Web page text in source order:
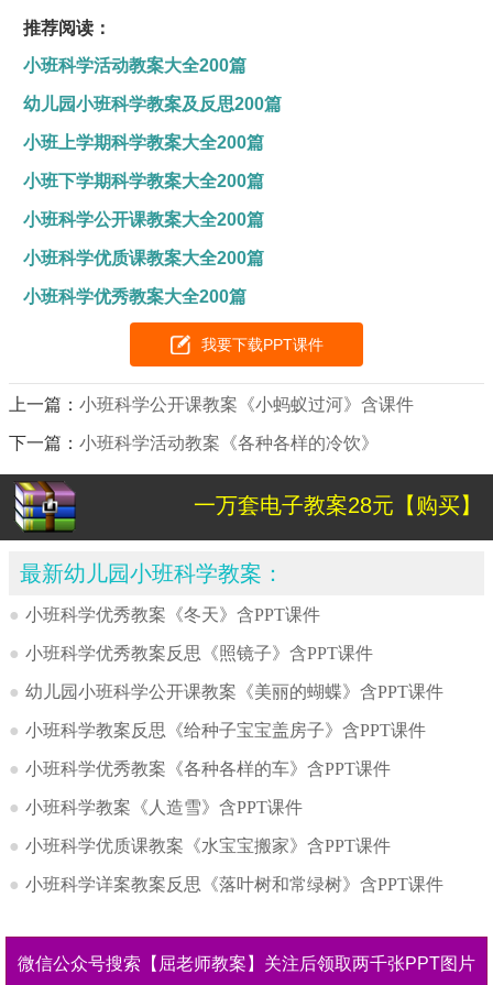
推荐阅读：
小班科学活动教案大全200篇
幼儿园小班科学教案及反思200篇
小班上学期科学教案大全200篇
小班下学期科学教案大全200篇
小班科学公开课教案大全200篇
小班科学优质课教案大全200篇
小班科学优秀教案大全200篇
我要下载PPT课件
上一篇：小班科学公开课教案《小蚂蚁过河》含课件
下一篇：小班科学活动教案《各种各样的冷饮》
一万套电子教案28元【购买】
最新幼儿园小班科学教案：
● 小班科学优秀教案《冬天》含PPT课件
● 小班科学优秀教案反思《照镜子》含PPT课件
● 幼儿园小班科学公开课教案《美丽的蝴蝶》含PPT课件
● 小班科学教案反思《给种子宝宝盖房子》含PPT课件
● 小班科学优秀教案《各种各样的车》含PPT课件
● 小班科学教案《人造雪》含PPT课件
● 小班科学优质课教案《水宝宝搬家》含PPT课件
● 小班科学详案教案反思《落叶树和常绿树》含PPT课件
微信公众号搜索【屈老师教案】关注后领取两千张PPT图片